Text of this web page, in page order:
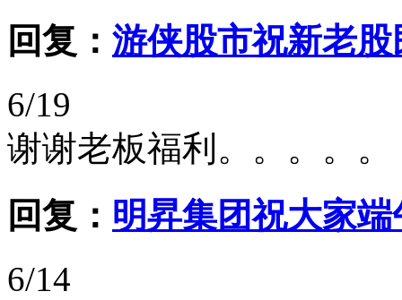
回复： 游侠股市祝新老
6/19
谢谢老板福利。。。。。
回复： 明昇集团祝大家
6/14